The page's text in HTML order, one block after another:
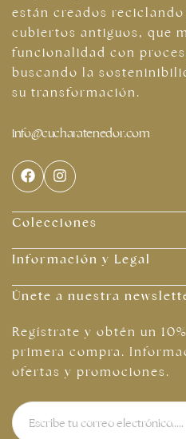
están creados
cubiertos antiguos, que
funcionalidad con
buscando la
su transformación.
info@cucharatenedor.com
Colecciones
Información y Legal
Únete a nuestra
Regístrate y obtén un
primera compra.
ofertas y promociones.